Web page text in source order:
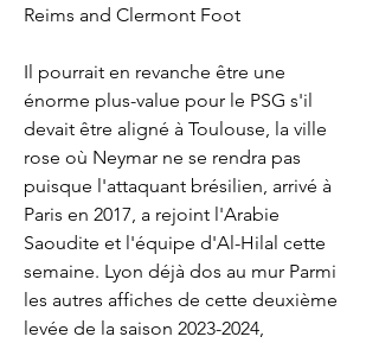
Reims and Clermont Foot
Il pourrait en revanche être une
énorme plus-value pour le PSG s'il
devait être aligné à Toulouse, la ville
rose où Neymar ne se rendra pas
puisque l'attaquant brésilien, arrivé à
Paris en 2017, a rejoint l'Arabie
Saoudite et l'équipe d'Al-Hilal cette
semaine. Lyon déjà dos au mur Parmi
les autres affiches de cette deuxième
levée de la saison 2023-2024,